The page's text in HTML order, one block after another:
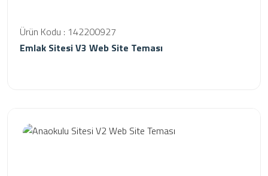
Ürün Kodu : 142200927
Emlak Sitesi V3 Web Site Teması